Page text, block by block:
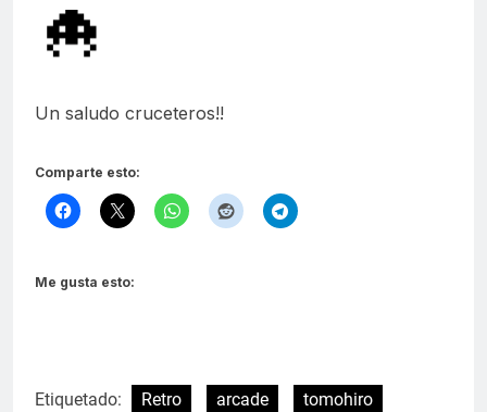
Un saludo cruceteros!!
Comparte esto:
Me gusta esto:
Etiquetado: Retro arcade tomohiro